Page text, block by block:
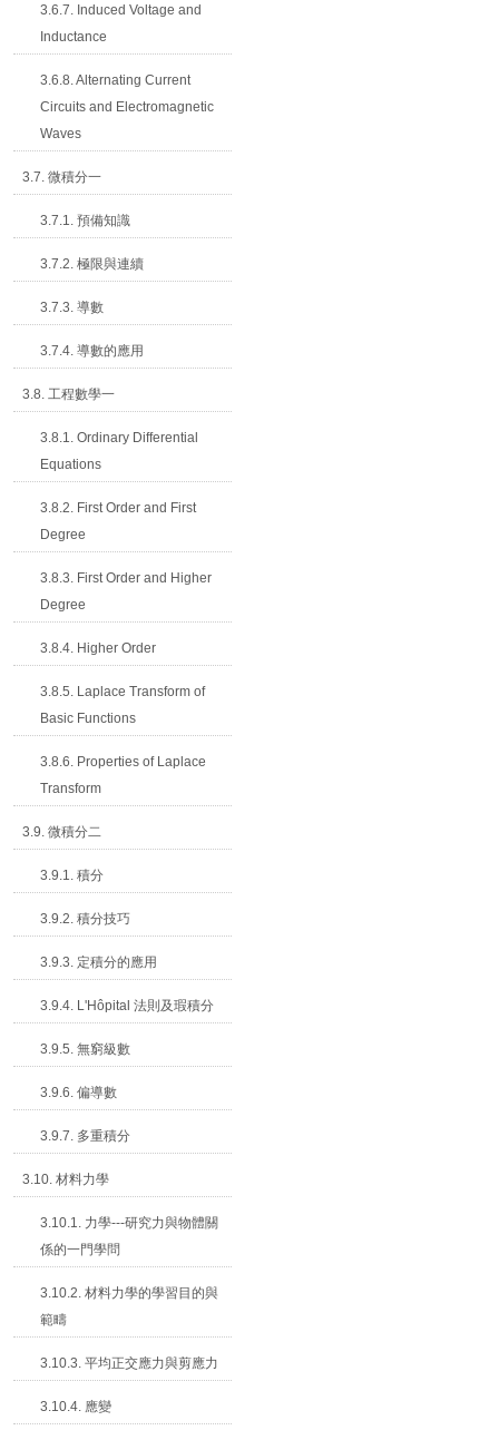
3.6.7. Induced Voltage and
Inductance
3.6.8. Alternating Current
Circuits and Electromagnetic
Waves
3.7. 微積分一
3.7.1. 預備知識
3.7.2. 極限與連續
3.7.3. 導數
3.7.4. 導數的應用
3.8. 工程數學一
3.8.1. Ordinary Differential
Equations
3.8.2. First Order and First
Degree
3.8.3. First Order and Higher
Degree
3.8.4. Higher Order
3.8.5. Laplace Transform of
Basic Functions
3.8.6. Properties of Laplace
Transform
3.9. 微積分二
3.9.1. 積分
3.9.2. 積分技巧
3.9.3. 定積分的應用
3.9.4. L'Hôpital 法則及瑕積分
3.9.5. 無窮級數
3.9.6. 偏導數
3.9.7. 多重積分
3.10. 材料力學
3.10.1. 力學---研究力與物體關
係的一門學問
3.10.2. 材料力學的學習目的與
範疇
3.10.3. 平均正交應力與剪應力
3.10.4. 應變